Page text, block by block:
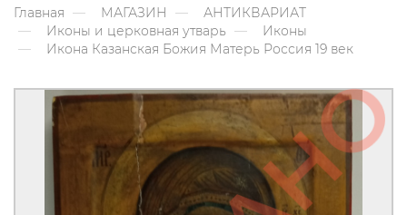
Главная МАГАЗИН
АНТИКВАРИАТ
Иконы и церковная утварь
Иконы
Икона Казанская Божия Матерь Россия 19 век